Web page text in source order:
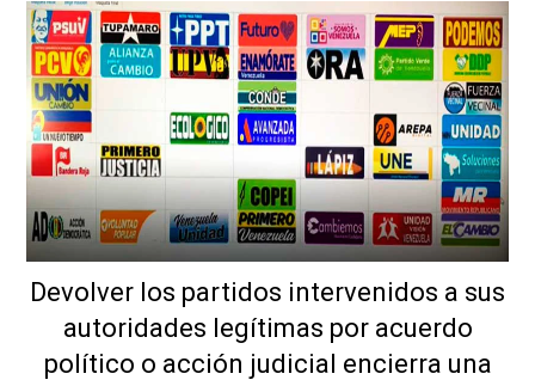
Devolver los partidos intervenidos a sus
autoridades legítimas por acuerdo
político o acción judicial encierra una